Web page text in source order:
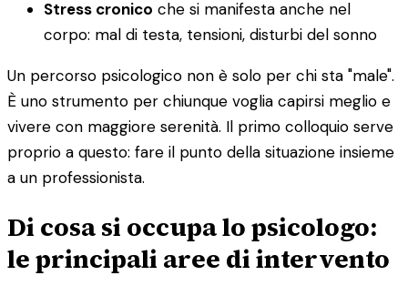
Stress cronico che si manifesta anche nel
corpo: mal di testa, tensioni, disturbi del sonno
Un percorso psicologico non è solo per chi sta "male".
È uno strumento per chiunque voglia capirsi meglio e
vivere con maggiore serenità. Il primo colloquio serve
proprio a questo: fare il punto della situazione insieme
a un professionista.
Di cosa si occupa lo psicologo:
le principali aree di intervento